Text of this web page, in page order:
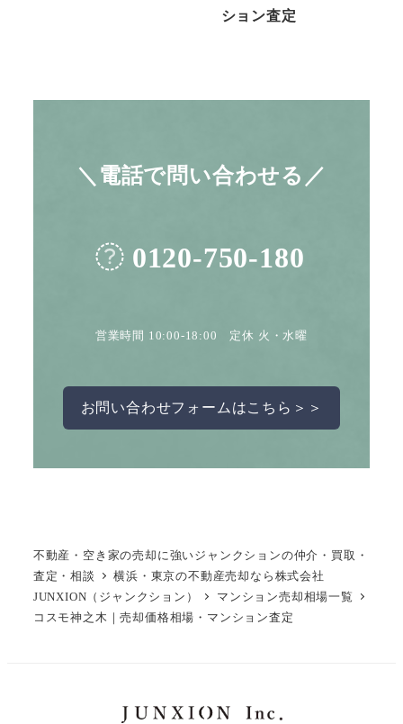
ション査定
＼電話で問い合わせる／
0120-750-180
営業時間 10:00-18:00 定休 火・水曜
お問い合わせフォームはこちら＞＞
不動産・空き家の売却に強いジャンクションの仲介・買取・
査定・相談
横浜・東京の不動産売却なら株式会社
JUNXION（ジャンクション）
マンション売却相場一覧
コスモ神之木｜売却価格相場・マンション査定